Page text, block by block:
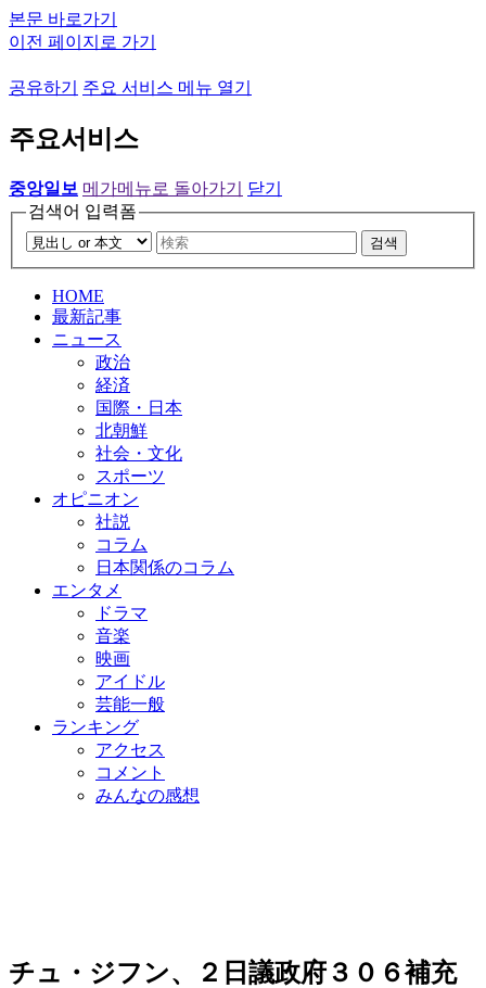
본문 바로가기
이전 페이지로 가기
공유하기 주요 서비스 메뉴 열기
주요서비스
중앙일보 메가메뉴로 돌아가기
닫기
검색어 입력폼
검색
HOME
最新記事
ニュース
政治
経済
国際・日本
北朝鮮
社会・文化
スポーツ
オピニオン
社説
コラム
日本関係のコラム
エンタメ
ドラマ
音楽
映画
アイドル
芸能一般
ランキング
アクセス
コメント
みんなの感想
チュ・ジフン、２日議政府３０６補充